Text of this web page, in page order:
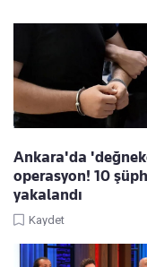
Ankara'da
operasyon! 10
yakalandı
Kaydet